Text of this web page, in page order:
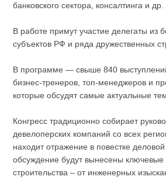
банковского сектора, консалтинга и др.
В работе примут участие делегаты из
субъектов РФ и ряда дружественных
В программе — свыше 840 выступлений
бизнес-тренеров, топ-менеджеров и
которые обсудят самые актуальные
Конгресс традиционно собирает
девелоперских компаний со всех
находит отражение в повестке
обсуждение будут вынесены
строительства – от инженерных